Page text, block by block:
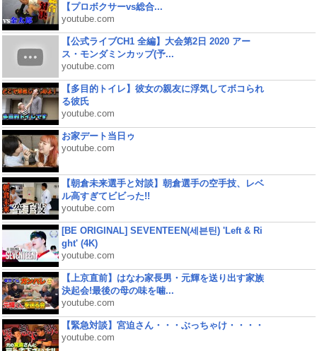
【プロボクサーvs総合...
youtube.com
【公式ライブCH1 全編】大会第2日 2020 アー
ス・モンダミンカップ(予...
youtube.com
【多目的トイレ】彼女の親友に浮気してボコられ
る彼氏
youtube.com
お家デート当日ゥ
youtube.com
【朝倉未来選手と対談】朝倉選手の空手技、レベ
ル高すぎてビビった!!
youtube.com
[BE ORIGINAL] SEVENTEEN(세븐틴) 'Left & Ri
ght' (4K)
youtube.com
【上京直前】はなわ家長男・元輝を送り出す家族
決起会!最後の母の味を噛...
youtube.com
【緊急対談】宮迫さん・・・ぶっちゃけ・・・・
youtube.com